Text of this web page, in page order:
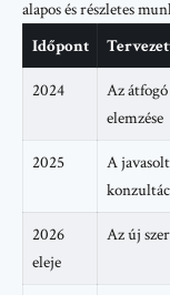
alapos és részletes
Időpont
2024
Az átfogó
elemzése
2025
A
2026
eleje
Az új